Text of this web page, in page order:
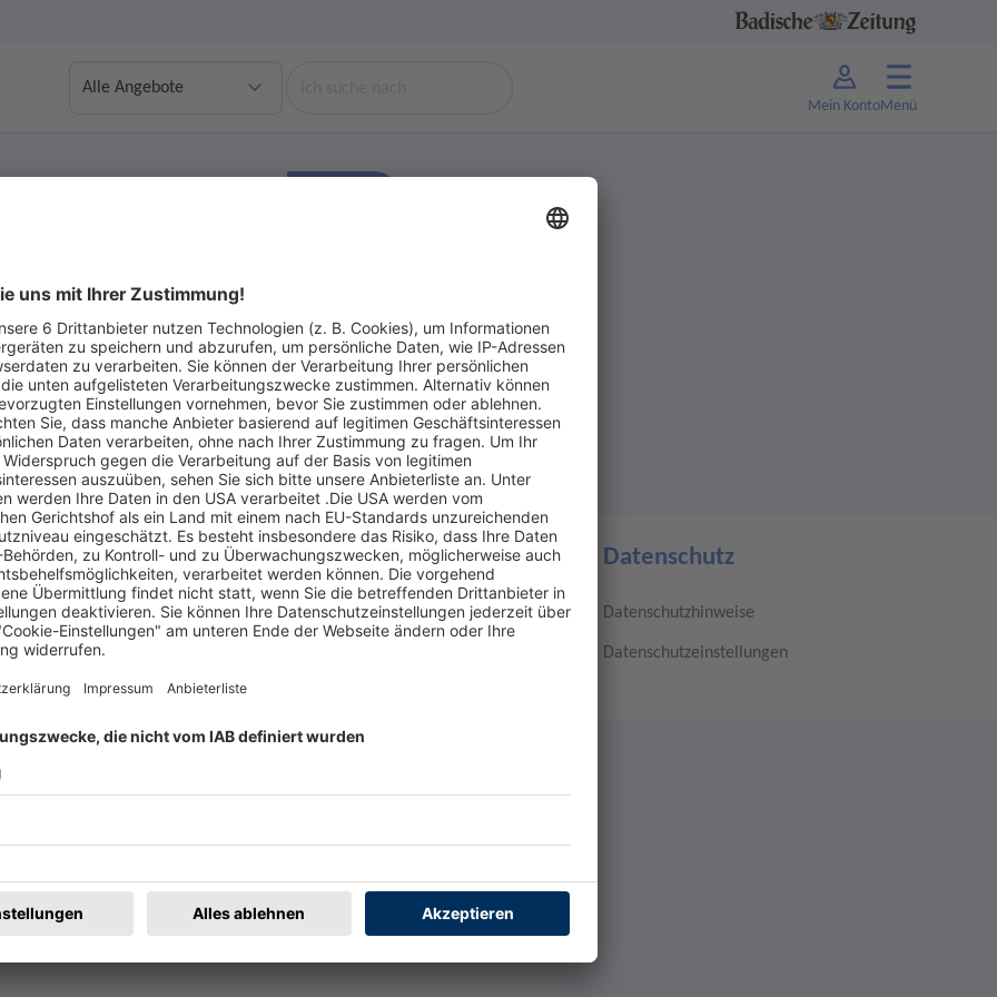
Mein KontoMenü
Angebote anzeigen Ohne Gebot
zeitung.de
Rechtliches
Impressum
Datenschutz
Datenschutzhinweise
Datenschutzeinstellungen